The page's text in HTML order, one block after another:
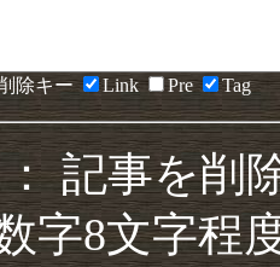
除キー Link Pre Tag
記事を削
字8文字程